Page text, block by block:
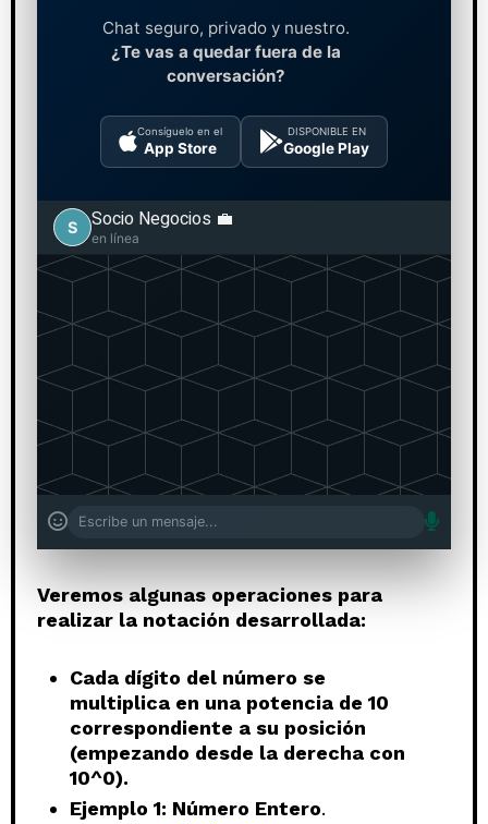
Chat seguro, privado y nuestro.
¿Te vas a quedar fuera de la
conversación?
Consíguelo en el
App Store
DISPONIBLE EN
Google Play
S Socio Negocios 💼
escribiendo...
Veremos algunas operaciones para
realizar la notación desarrollada:
Cada dígito del número se
multiplica en una potencia de 10
correspondiente a su posición
(empezando desde la derecha con
10^0).
Ejemplo 1: Número Entero.